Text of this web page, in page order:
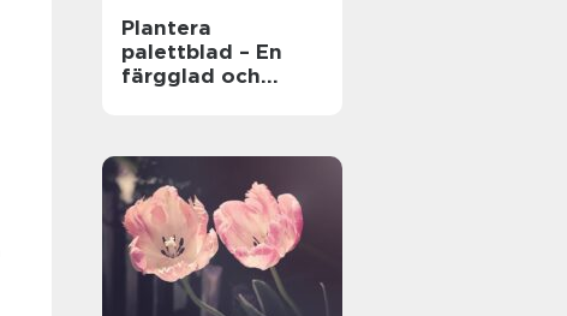
Plantera
palettblad – En
färgglad och